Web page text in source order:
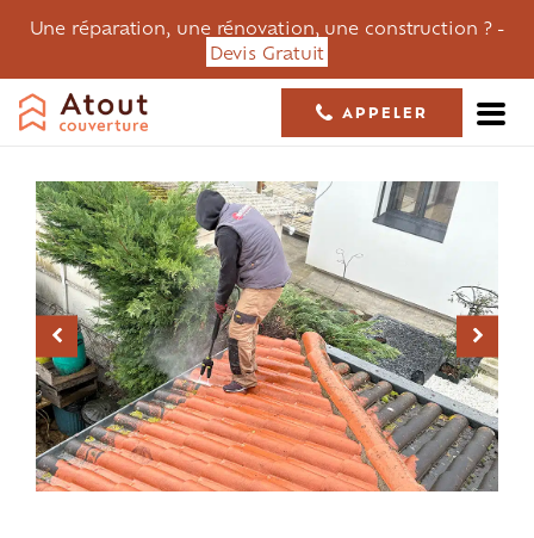
Une réparation, une rénovation, une construction ? -
Devis Gratuit
05 61 36 23 68
APPELER